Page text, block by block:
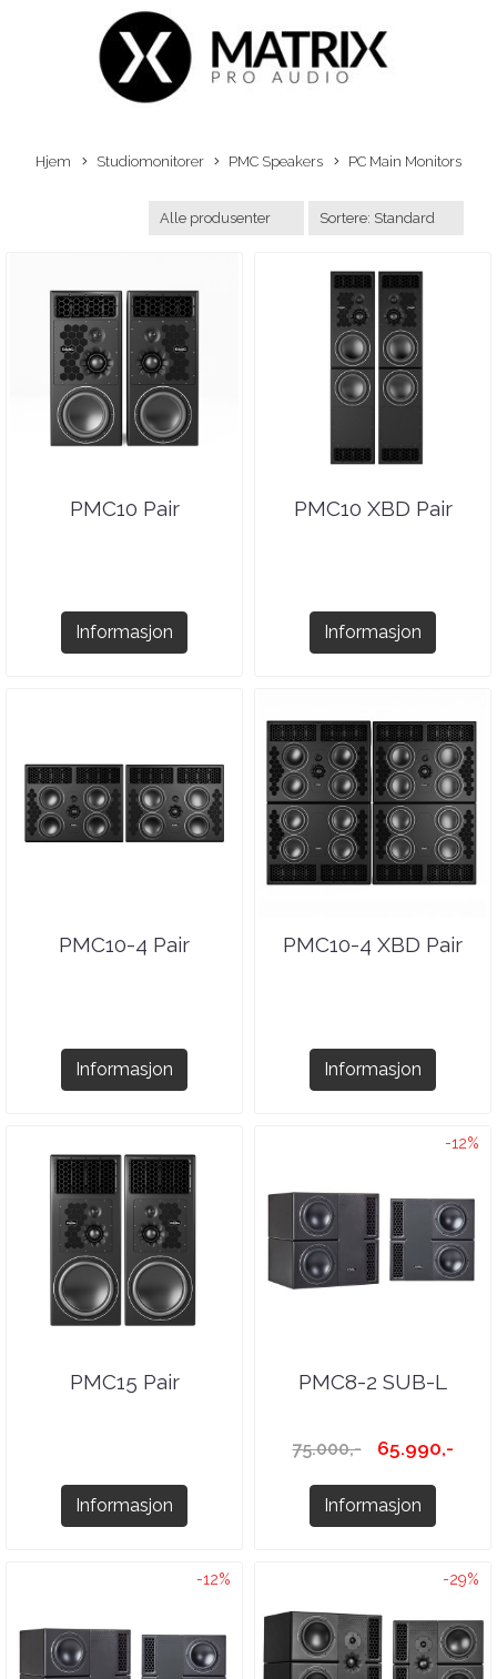
Hjem Studiomonitorer PMC Speakers PC Main Monitors
PMC10 Pair
Informasjon
PMC10 XBD Pair
Informasjon
PMC10-4 Pair
Informasjon
PMC10-4 XBD Pair
Informasjon
PMC15 Pair
Informasjon
-12%
PMC8-2 SUB-L
75.000,- 65.990,-
Informasjon
-12% -29%